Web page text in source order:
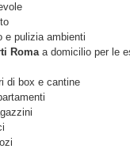
e pulizia ambienti
Romaa domicilio per le
di box e cantine